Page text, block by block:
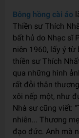
Bông hồng cài áo
Thiền sư Thích
bất hủ do Nhạc sĩ
niên 1960, lấy ý từ
thiền sư Thích
qua những hình
rất đỗi thân
xôi nếp một, như
Nhà sư cũng viết:
nhiên... Thương
đạo đức. Anh mà